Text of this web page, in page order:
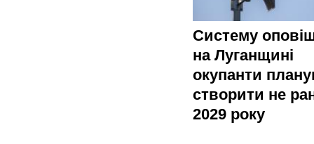
Систему
на Луганщині
окупанти
створити не
2029 року